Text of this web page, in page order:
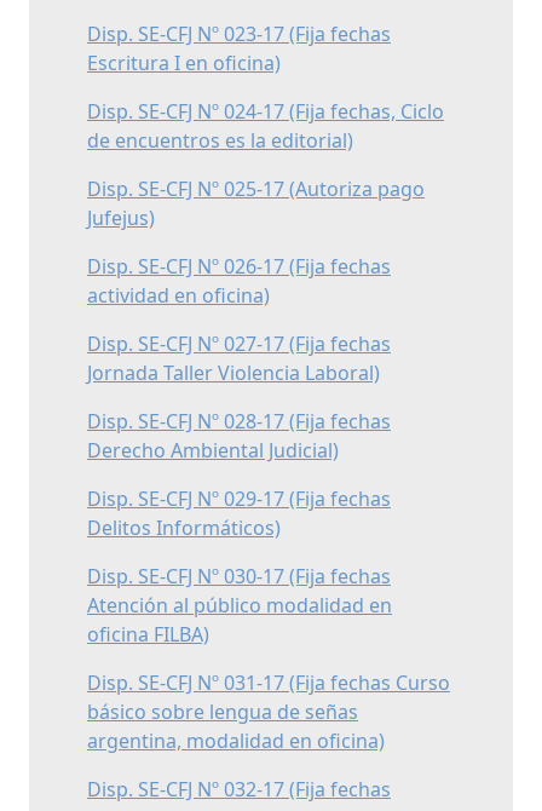
Disp. SE-CFJ Nº 023-17 (Fija fechas
Escritura I en oficina)
Disp. SE-CFJ Nº 024-17 (Fija fechas, Ciclo
de encuentros es la editorial)
Disp. SE-CFJ Nº 025-17 (Autoriza pago
Jufejus)
Disp. SE-CFJ Nº 026-17 (Fija fechas
actividad en oficina)
Disp. SE-CFJ Nº 027-17 (Fija fechas
Jornada Taller Violencia Laboral)
Disp. SE-CFJ Nº 028-17 (Fija fechas
Derecho Ambiental Judicial)
Disp. SE-CFJ Nº 029-17 (Fija fechas
Delitos Informáticos)
Disp. SE-CFJ Nº 030-17 (Fija fechas
Atención al público modalidad en
oficina FILBA)
Disp. SE-CFJ Nº 031-17 (Fija fechas Curso
básico sobre lengua de señas
argentina, modalidad en oficina)
Disp. SE-CFJ Nº 032-17 (Fija fechas